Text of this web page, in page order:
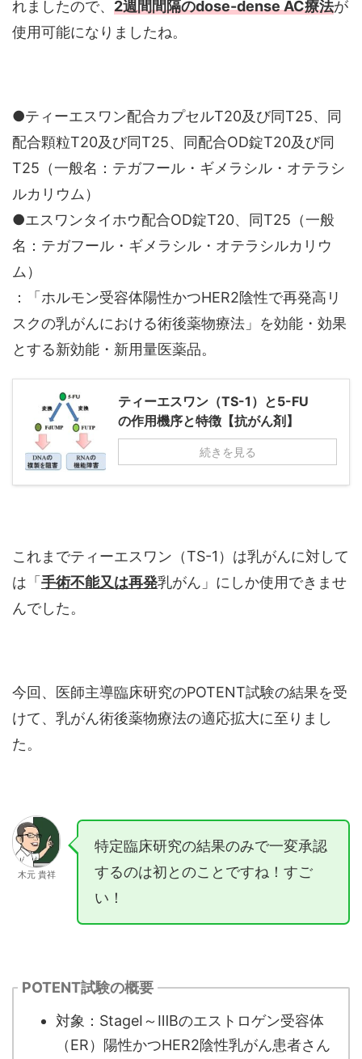
れましたので、 2週間間隔のdose-dense AC療法が
使用可能になりましたね。
●ティーエスワン配合カプセルT20及び同T25、同
配合顆粒T20及び同T25、同配合OD錠T20及び同
T25（一般名：テガフール・ギメラシル・オテラシ
ルカリウム）
●エスワンタイホウ配合OD錠T20、同T25（一般
名：テガフール・ギメラシル・オテラシルカリウ
ム）
：「ホルモン受容体陽性かつHER2陰性で再発高リ
スクの乳がんにおける術後薬物療法」を効能・効果
とする新効能・新用量医薬品。
ティーエスワン（TS-1）と5-FU
の作用機序と特徴【抗がん剤】
続きを見る
これまでティーエスワン（TS-1）は乳がんに対して
は「 手術不能又は再発乳がん」にしか使用できませ
んでした。
今回、医師主導臨床研究のPOTENT試験の結果を受
けて、乳がん術後薬物療法の適応拡大に至りまし
た。
木元 貴祥
特定臨床研究の結果のみで一変承認
するのは初とのことですね！すご
い！
POTENT試験の概要
対象：StageⅠ～ⅢBのエストロゲン受容体
（ER）陽性かつHER2陰性乳がん患者さん